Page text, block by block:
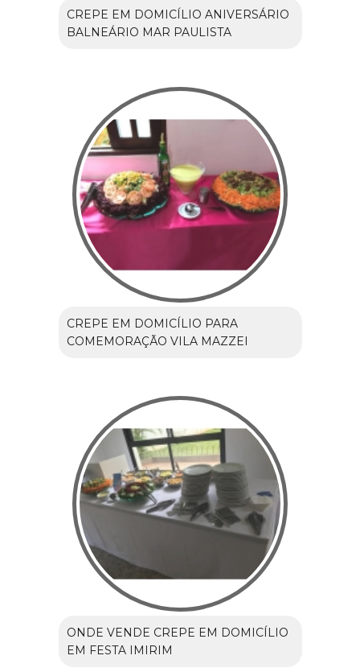
CREPE EM DOMICÍLIO ANIVERSÁRIO
BALNEÁRIO MAR PAULISTA
CREPE EM DOMICÍLIO PARA
COMEMORAÇÃO VILA MAZZEI
ONDE VENDE CREPE EM DOMICÍLIO
EM FESTA IMIRIM